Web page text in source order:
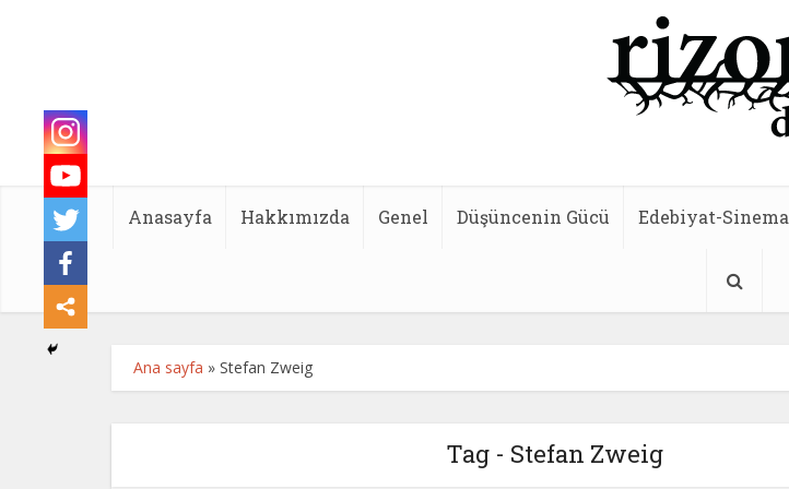
Anasayfa Hakkımızda Genel Düşüncenin Gücü Edebiyat-Sinema
Ana sayfa » Stefan Zweig
Tag - Stefan Zweig